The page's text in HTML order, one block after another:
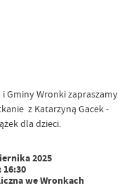
Gminy Wronki zapraszamy
z Katarzyną Gacek -
dla dzieci.
2025
16:30
we Wronkach